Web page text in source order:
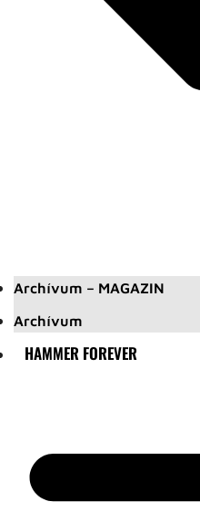
Archívum – MAGAZIN
Archívum
HAMMER FOREVER